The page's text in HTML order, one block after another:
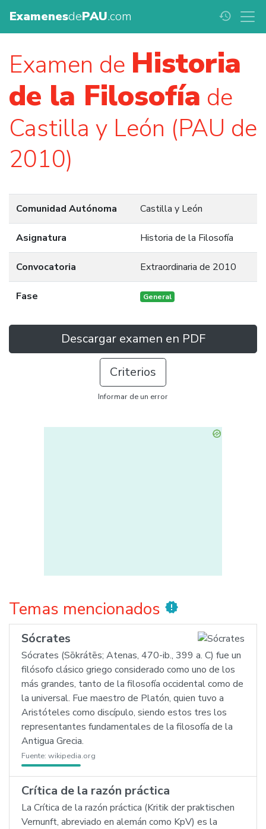
ExamenesdePAU.com history
Examen de Historia
de la Filosofía de
Castilla y León (PAU de
2010)
Comunidad Autónoma Castilla y León
Asignatura Historia de la Filosofía
Convocatoria Extraordinaria de 2010
Fase General
Descargar examen en PDF
Criterios
Informar de un error
Temas mencionados new_releases
Sócrates
Sócrates (Sōkrátēs; Atenas, 470-ib., 399 a. C) fue un
filósofo clásico griego considerado como uno de los
más grandes, tanto de la filosofía occidental como de
la universal. Fue maestro de Platón, quien tuvo a
Aristóteles como discípulo, siendo estos tres los
representantes fundamentales de la filosofía de la
Antigua Grecia.
Fuente: wikipedia.org
Crítica de la razón práctica
La Crítica de la razón práctica (Kritik der praktischen
Vernunft, abreviado en alemán como KpV) es la